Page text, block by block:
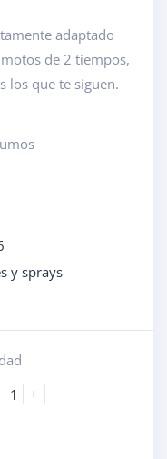
adaptado
de 2 tiempos,
los que te siguen.
y sprays
+